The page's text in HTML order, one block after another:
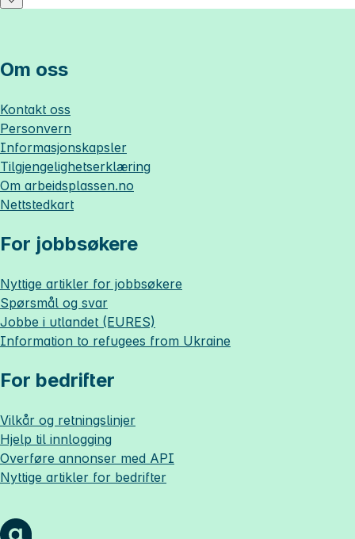
Om oss
Kontakt oss
Personvern
Informasjonskapsler
Tilgjengelighetserklæring
Om arbeidsplassen.no
Nettstedkart
For jobbsøkere
Nyttige artikler for jobbsøkere
Spørsmål og svar
Jobbe i utlandet (EURES)
Information to refugees from Ukraine
For bedrifter
Vilkår og retningslinjer
Hjelp til innlogging
Overføre annonser med API
Nyttige artikler for bedrifter